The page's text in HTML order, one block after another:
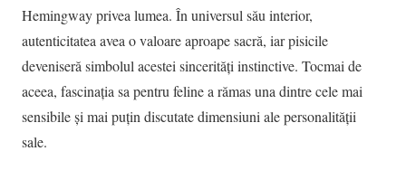
Hemingway privea lumea. În universul său interior,
autenticitatea avea o valoare aproape sacră, iar pisicile
deveniseră simbolul acestei sincerități instinctive. Tocmai de
aceea, fascinația sa pentru feline a rămas una dintre cele mai
sensibile și mai puțin discutate dimensiuni ale personalității
sale.